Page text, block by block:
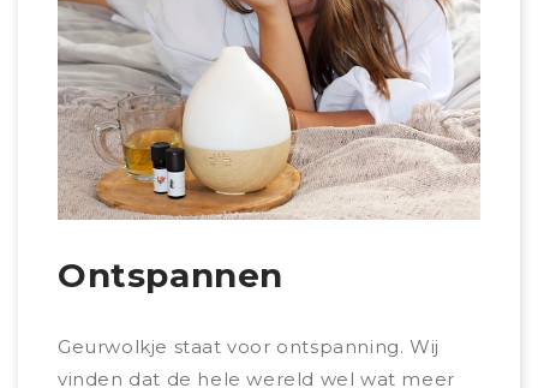
Ontspannen
Geurwolkje staat voor ontspanning. Wij
vinden dat de hele wereld wel wat meer